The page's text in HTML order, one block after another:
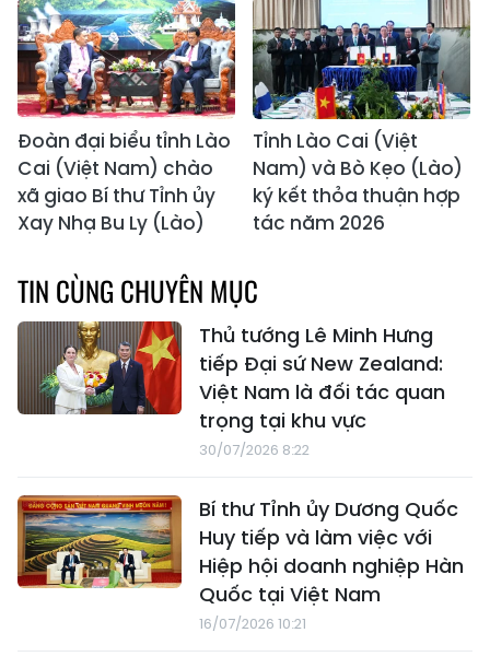
Đoàn đại biểu tỉnh Lào
Cai (Việt Nam) chào
xã giao Bí thư Tỉnh ủy
Xay Nhạ Bu Ly (Lào)
Tỉnh Lào Cai (Việt
Nam) và Bò Kẹo (Lào)
ký kết thỏa thuận hợp
tác năm 2026
TIN CÙNG CHUYÊN MỤC
Thủ tướng Lê Minh Hưng
tiếp Đại sứ New Zealand:
Việt Nam là đối tác quan
trọng tại khu vực
30/07/2026 8:22
Bí thư Tỉnh ủy Dương Quốc
Huy tiếp và làm việc với
Hiệp hội doanh nghiệp Hàn
Quốc tại Việt Nam
16/07/2026 10:21